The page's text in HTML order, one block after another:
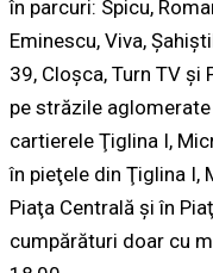
în parcuri: Spicu,
Eminescu, Viva,
39, Cloşca, Turn TV şi
pe străzile
cartierele Ţiglina I,
în pieţele din Ţiglina I,
Piaţa Centrală şi în
cumpărături doar cu